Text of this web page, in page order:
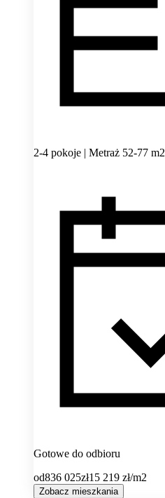
2-4 pokoje | Metraż 52-77 m2
Gotowe do odbioru
od836 025zł15 219 zł/m2
Zobacz mieszkania